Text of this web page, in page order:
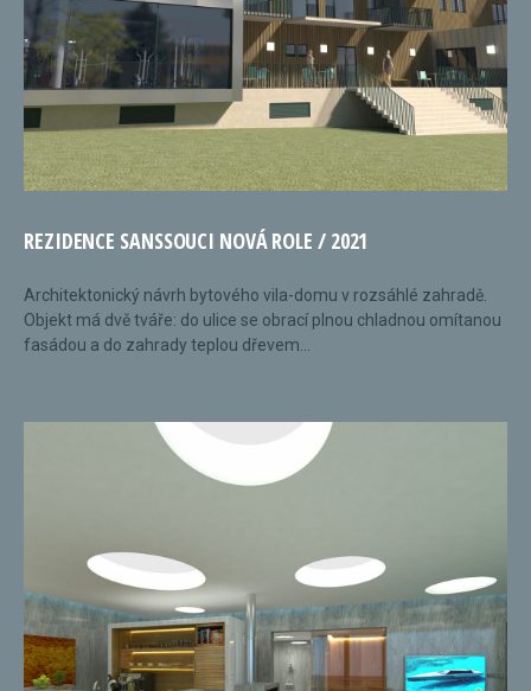
REZIDENCE SANSSOUCI NOVÁ ROLE / 2021
Architektonický návrh bytového vila-domu v rozsáhlé zahradě.
Objekt má dvě tváře: do ulice se obrací plnou chladnou omítanou
fasádou a do zahrady teplou dřevem...